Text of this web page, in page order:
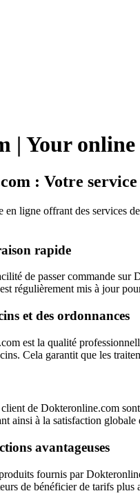
| Your
: Votre service
ligne offrant des services
rapide
de passer commande
régulièrement mis à jour
et des ordonnances
est la qualité
Cela garantit que les
de Dokteronline.com
ainsi à la satisfaction globale
avantageuses
fournis par
de bénéficier de tarifs plus